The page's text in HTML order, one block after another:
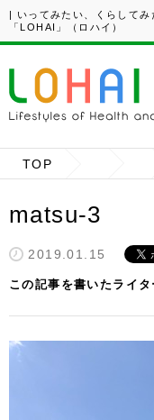
| いってみたい、くらして
「LOHAI」（ロハイ）
TOP
matsu-3
2019.01.15
この記事を書いたライタ